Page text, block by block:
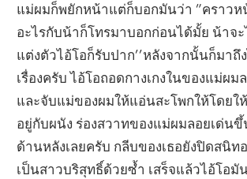
แม่ผมก็พยักหน้าแต่ก็บอกมันว่า ”คราวห
อะไรกับน้าก็โทรมาบอกก่อนได้มั้ย น้าจะ
แต่งตัวไอ้โอก็รับปาก’’หลังจากนั้นก็มาถึ
เรื่องครับ ไอ้โอถอดกางเกงในของแม่ผม
และจับแม่ของผมให้แอ่นสะโพกให้โดยใ
อยู่กับผนัง ร่องสวาทของแม่ผมลอยเด่น
ด้านหลังเลยครับ กลีบของเธอยังปิดสนิท
เป็นสาวบริสุทธิ์ด้วยซ้ำ เสร็จแล้วไอ้โอมั